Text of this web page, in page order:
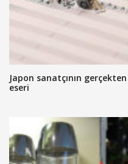
Japon sanatçının
eseri